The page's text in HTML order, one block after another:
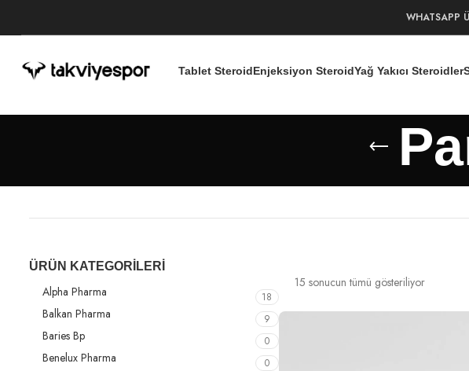
WHATSAPP
Tablet SteroidEnjeksiyon SteroidYağ Yakıcı Steroidler
ÜRÜN KATEGORILERI
Alpha Pharma 18
Balkan Pharma 9
Baries Bp 0
Benelux Pharma 0
15 sonucun tümü gösteriliyor